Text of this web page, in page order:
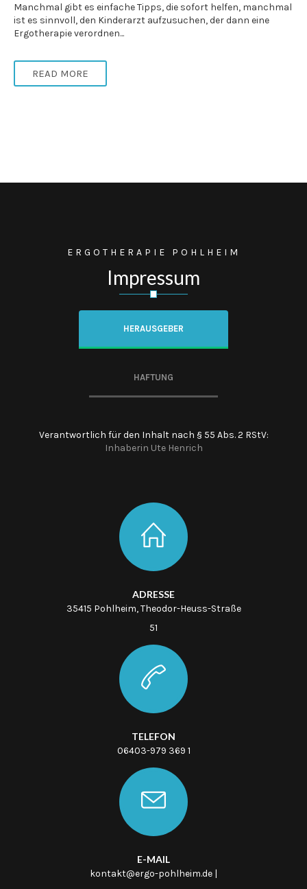
Manchmal gibt es einfache Tipps, die sofort helfen, manchmal
ist es sinnvoll, den Kinderarzt aufzusuchen, der dann eine
Ergotherapie verordnen...
READ MORE
ERGOTHERAPIE POHLHEIM
Impressum
HERAUSGEBER
HAFTUNG
Verantwortlich für den Inhalt nach § 55 Abs. 2 RStV:
Inhaberin Ute Henrich
ADRESSE
35415 Pohlheim, Theodor-Heuss-Straße
51
TELEFON
06403-979 369 1
E-MAIL
kontakt@ergo-pohlheim.de |